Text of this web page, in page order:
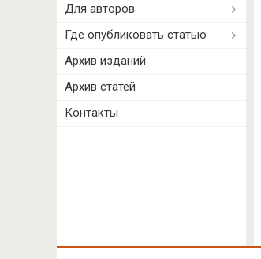
Для авторов
Где опубликовать статью
Архив изданий
Архив статей
Контакты